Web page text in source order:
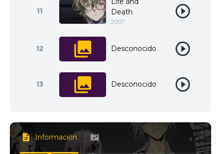
11
Death
2007
12 Desconocido
13 Desconocido
Información